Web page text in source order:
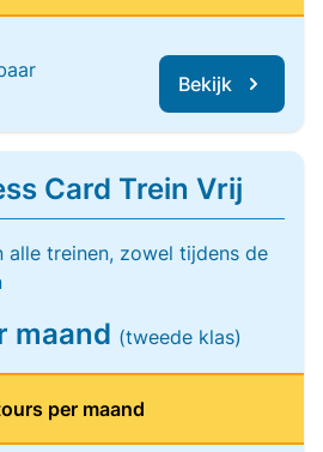
Bekijk
Card Trein Vrij
alle treinen, zowel tijdens de
maand (tweede klas)
per maand